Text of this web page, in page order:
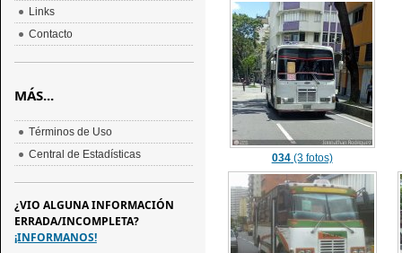
034(3 fotos)
Links
Contacto
MÁS...
Términos de Uso
Central de Estadísticas
¿VIO ALGUNA INFORMACIÓN
ERRADA/INCOMPLETA?
¡INFORMANOS!